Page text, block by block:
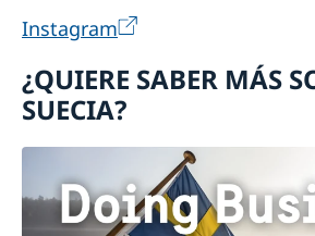
Instagram
¿QUIERE SABER MÁS
SUECIA?